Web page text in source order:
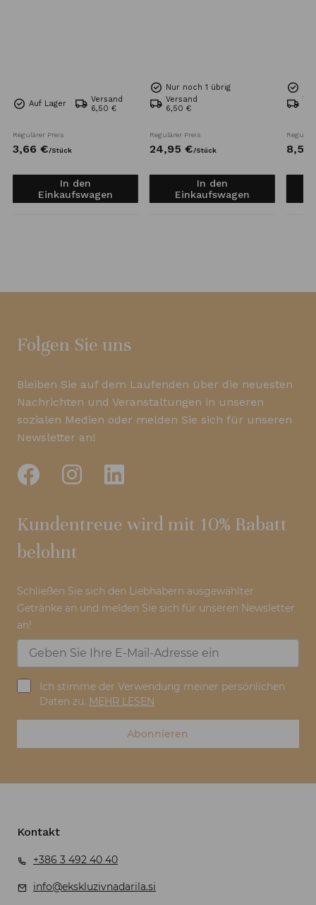
Auf Lager
Versand
6,50 €
Regulärer Preis
3,66 €/Stück
In den
Einkaufswagen
Nur noch 1 übrig
Versand
6,50 €
Regulärer Preis
24,95 €/Stück
In den
Einkaufswagen
8,54
Folgen Sie uns
Bleiben Sie auf dem Laufenden über die neuesten
Nachrichten und Veranstaltungen in unseren
sozialen Medien oder melden Sie sich für unseren
Newsletter an!
Kundentreue wird mit 10% Rabatt
belohnt
Schließen Sie sich den Liebhabern ausgewählter
Getränke an und melden Sie sich für unseren Newsletter
an!
Ich stimme der Verwendung meiner persönlichen
Daten zu. MEHR LESEN
Abonnieren
Kontakt
+386 3 492 40 40
info@ekskluzivnadarila.si